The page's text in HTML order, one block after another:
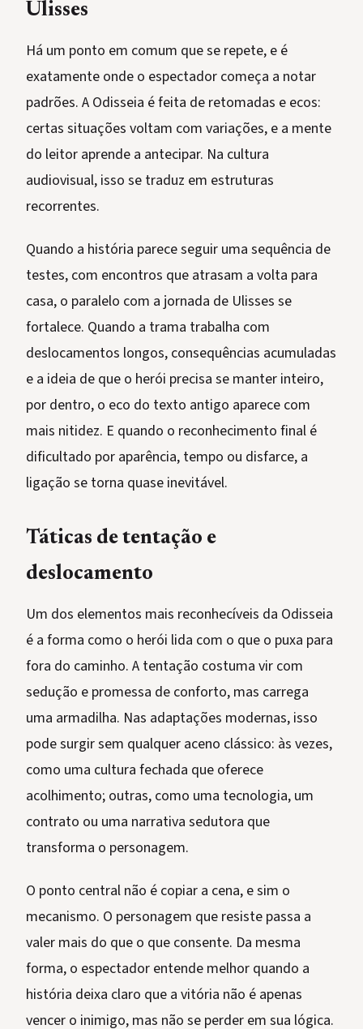
Ulisses
Há um ponto em comum que se repete, e é
exatamente onde o espectador começa a notar
padrões. A Odisseia é feita de retomadas e ecos:
certas situações voltam com variações, e a mente
do leitor aprende a antecipar. Na cultura
audiovisual, isso se traduz em estruturas
recorrentes.
Quando a história parece seguir uma sequência de
testes, com encontros que atrasam a volta para
casa, o paralelo com a jornada de Ulisses se
fortalece. Quando a trama trabalha com
deslocamentos longos, consequências acumuladas
e a ideia de que o herói precisa se manter inteiro,
por dentro, o eco do texto antigo aparece com
mais nitidez. E quando o reconhecimento final é
dificultado por aparência, tempo ou disfarce, a
ligação se torna quase inevitável.
Táticas de tentação e
deslocamento
Um dos elementos mais reconhecíveis da Odisseia
é a forma como o herói lida com o que o puxa para
fora do caminho. A tentação costuma vir com
sedução e promessa de conforto, mas carrega
uma armadilha. Nas adaptações modernas, isso
pode surgir sem qualquer aceno clássico: às vezes,
como uma cultura fechada que oferece
acolhimento; outras, como uma tecnologia, um
contrato ou uma narrativa sedutora que
transforma o personagem.
O ponto central não é copiar a cena, e sim o
mecanismo. O personagem que resiste passa a
valer mais do que o que consente. Da mesma
forma, o espectador entende melhor quando a
história deixa claro que a vitória não é apenas
vencer o inimigo, mas não se perder em sua lógica.